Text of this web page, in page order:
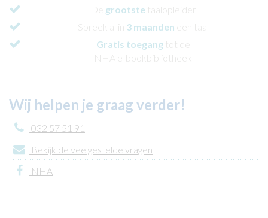
De grootste taalopleider
Spreek al in 3 maanden een taal
Gratis toegangtot de
NHA e-bookbibliotheek
Wij helpen je graag verder!
032 57 51 91
Bekijk de veelgestelde vragen
NHA